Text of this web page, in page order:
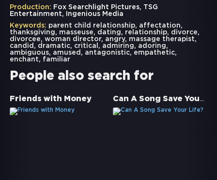
Production: Fox Searchlight Pictures, TSG
Entertainment, Ingenious Media
Keywords: parent child relationship, affectation,
thanksgiving , masseuse, dating , relationship, divorce,
divorcee, woman director, angry, massage therapist,
candid , dramatic, critical , admiring , adoring ,
ambiguous, amused , antagonistic, empathetic,
enchant, familiar
People also search for
Friends with Money Can A Song Save Your Life?